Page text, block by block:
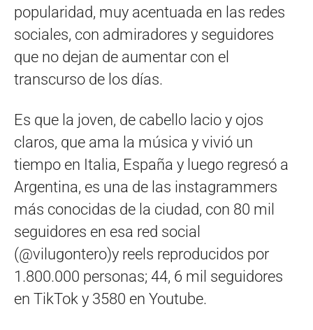
popularidad, muy acentuada en las redes
sociales, con admiradores y seguidores
que no dejan de aumentar con el
transcurso de los días.
Es que la joven, de cabello lacio y ojos
claros, que ama la música y vivió un
tiempo en Italia, España y luego regresó a
Argentina, es una de las instagrammers
más conocidas de la ciudad, con 80 mil
seguidores en esa red social
(@vilugontero)y reels reproducidos por
1.800.000 personas; 44, 6 mil seguidores
en TikTok y 3580 en Youtube.